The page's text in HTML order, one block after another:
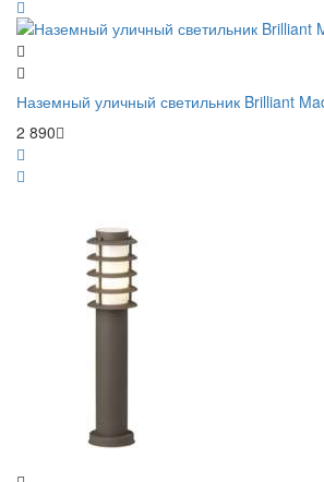
Наземный уличный светильник Brilliant
2 890